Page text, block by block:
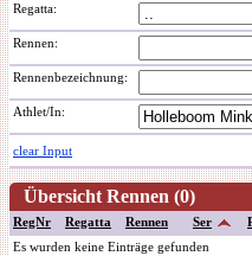
Regatta:
Rennen:
Rennenbezeichnung:
Athlet/In:
clear Input
Übersicht Rennen (0)
RegNr Regatta Rennen Ser
Es wurden keine Einträge gefunden